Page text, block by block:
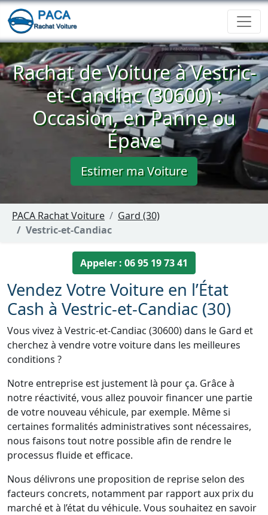
Rachat de Voiture à Vestric-
et-Candiac (30600) :
Occasion, en Panne ou
Épave
Estimer ma Voiture
PACA Rachat Voiture
Gard (30)
Vestric-et-Candiac
Appeler : 06 95 19 73 41
Vendez Votre Voiture en l’État
Cash à Vestric-et-Candiac (30)
Vous vivez à Vestric-et-Candiac (30600) dans le Gard et
cherchez à vendre votre voiture dans les meilleures
conditions ?
Notre entreprise est justement là pour ça. Grâce à
notre réactivité, vous allez pouvoir financer une partie
de votre nouveau véhicule, par exemple. Même si
certaines formalités administratives sont nécessaires,
nous faisons tout notre possible afin de rendre le
processus fluide et efficace.
Nous délivrons une proposition de reprise selon des
facteurs concrets, notamment par rapport aux prix du
marché et à l’état du véhicule. Vous souhaitez en savoir